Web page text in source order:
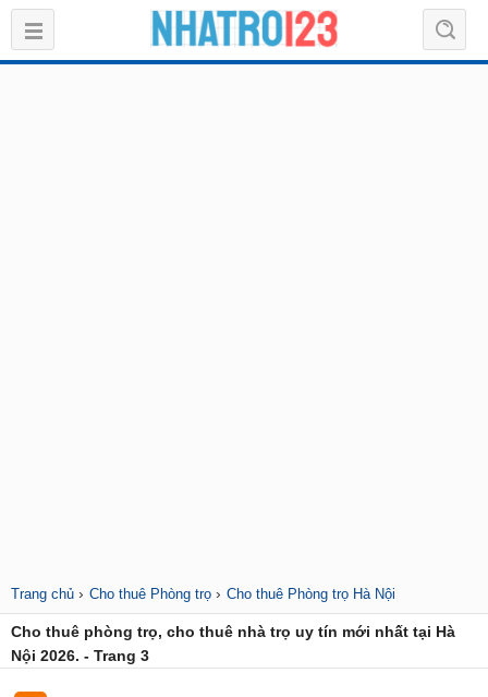
Trang chủ › Cho thuê Phòng trọ › Cho thuê Phòng trọ Hà Nội
Cho thuê phòng trọ, cho thuê nhà trọ uy tín mới nhất tại Hà
Nội 2026. - Trang 3